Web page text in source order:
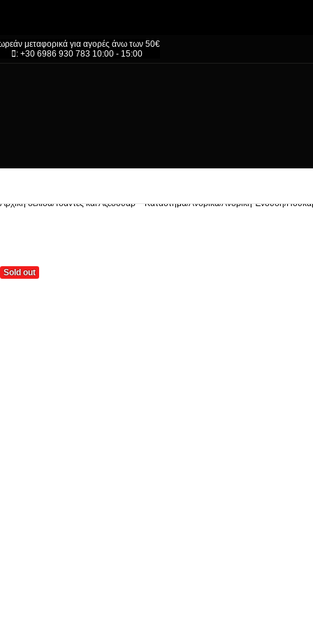
μεταφορικά για αγορές άνω των 50€
: +30 6986 930 783 10:00 - 15:00
Αρχική σελίδα/Τσάντες και Αξεσουάρ – Κατάστημα/Ανδρικά/Ανδρική Ένδυση/
Sold out